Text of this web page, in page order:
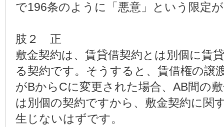
で196条のように「悪意」という限定
肢２ 正
敷金契約は、賃貸借契約とは別個に賃
る契約です。そうすると、賃借権の譲
がBからCに変更された場合、AB間の
は別個の契約ですから、敷金契約に関
生じないはずです。